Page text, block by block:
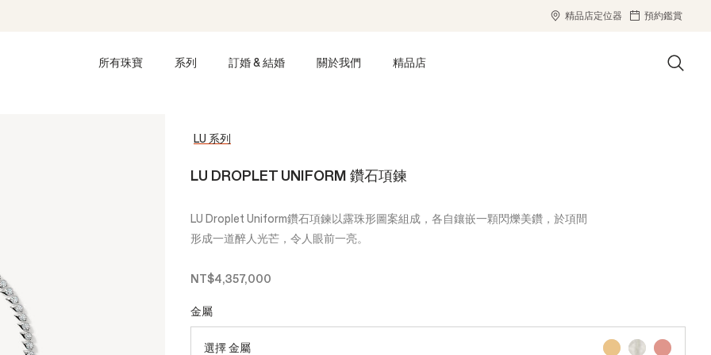
精品店定位器 預約鑑賞
所有珠寶 系列 訂婚 & 結婚 關於我們 精品店
LU 系列
LU DROPLET UNIFORM 鑽石項鍊
LU Droplet Uniform鑽石項鍊以露珠形圖案組成，各自鑲嵌一顆閃爍美鑽，於項間
形成一道醉人光芒，令人眼前一亮。
NT$4,357,000
金屬
選擇 金屬